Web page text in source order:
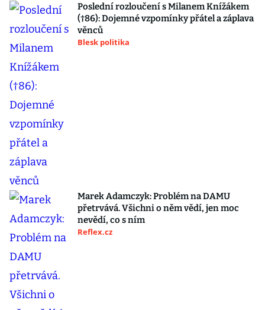
Poslední rozloučení s Milanem Knížákem
(†86): Dojemné vzpomínky přátel a záplava
věnců
Blesk politika
Marek Adamczyk: Problém na DAMU
přetrvává. Všichni o něm vědí, jen moc
nevědí, co s ním
Reflex.cz